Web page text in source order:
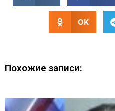
OK
Похожие записи: